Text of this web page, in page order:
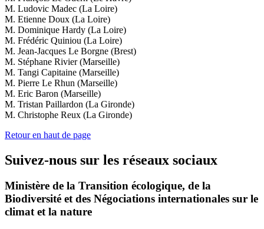
M. Ludovic Madec (La Loire)
M. Etienne Doux (La Loire)
M. Dominique Hardy (La Loire)
M. Frédéric Quiniou (La Loire)
M. Jean-Jacques Le Borgne (Brest)
M. Stéphane Rivier (Marseille)
M. Tangi Capitaine (Marseille)
M. Pierre Le Rhun (Marseille)
M. Eric Baron (Marseille)
M. Tristan Paillardon (La Gironde)
M. Christophe Reux (La Gironde)
Retour en haut de page
Suivez-nous sur les réseaux sociaux
Ministère de la Transition écologique, de la
Biodiversité et des Négociations internationales sur le
climat et la nature